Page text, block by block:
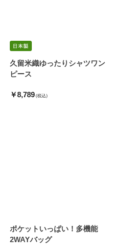
久留米織ゆったりシャツワン
ピース
￥8,789 (税込)
ポケットいっぱい！多機能
2WAYバッグ